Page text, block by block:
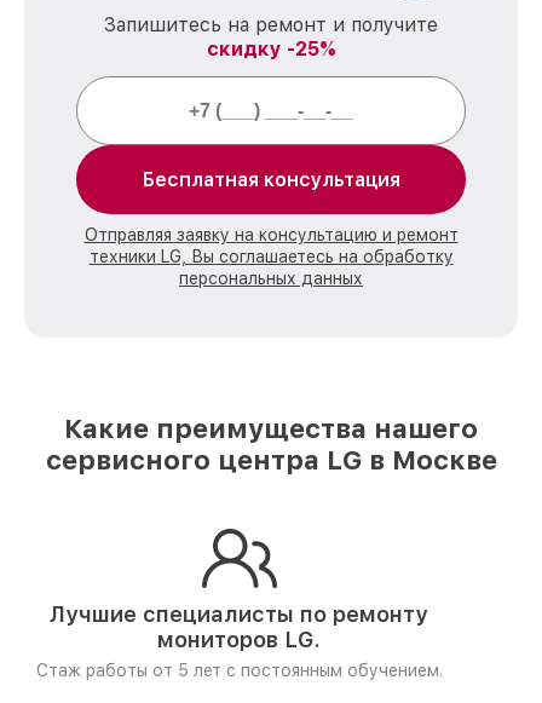
Запишитесь на ремонт и получите
скидку -25%
Бесплатная консультация
Отправляя заявку на консультацию и ремонт
техники LG, Вы соглашаетесь на обработку
персональных данных
Какие преимущества нашего
сервисного центра LG в Москве
Лучшие специалисты по ремонту
мониторов LG.
Стаж работы от 5 лет с постоянным обучением.